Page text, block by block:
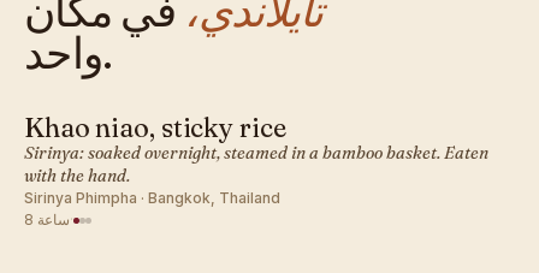
تايلاندي، في مكان
واحد.
تايلاندي · طبق جانبي
Khao niao, sticky rice
Sirinya: soaked overnight, steamed in a bamboo basket. Eaten
with the hand.
Sirinya Phimpha · Bangkok, Thailand
8 ساعة·